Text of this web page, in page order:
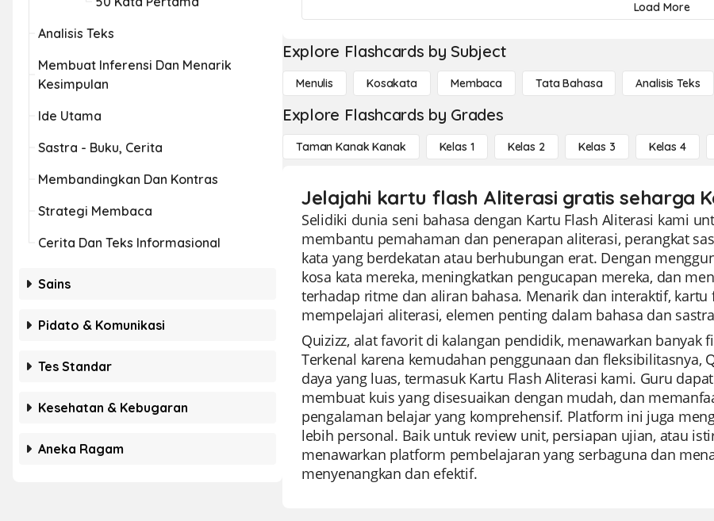
Analisis Teks
Membuat Inferensi Dan Menarik
Kesimpulan
Ide Utama
Sastra - Buku, Cerita
Membandingkan Dan Kontras
Strategi Membaca
Cerita Dan Teks Informasional
Sains
Pidato & Komunikasi
Tes Standar
Kesehatan & Kebugaran
Aneka Ragam
Load More
Explore Flashcards by Subject
Menulis Kosakata Membaca Tata Bahasa Analisis Teks
Explore Flashcards by Grades
Taman Kanak Kanak Kelas 1 Kelas 2 Kelas 3 Kelas 4
Jelajahi kartu flash Aliterasi gratis seharga
Selidiki dunia seni bahasa dengan Kartu Flash Aliterasi kami
membantu pemahaman dan penerapan aliterasi, perangkat
kata yang berdekatan atau berhubungan erat. Dengan
kosa kata mereka, meningkatkan pengucapan mereka, dan
terhadap ritme dan aliran bahasa. Menarik dan interaktif,
mempelajari aliterasi, elemen penting dalam bahasa dan
Quizizz, alat favorit di kalangan pendidik, menawarkan
Terkenal karena kemudahan penggunaan dan fleksibilitasnya,
daya yang luas, termasuk Kartu Flash Aliterasi kami. Guru
membuat kuis yang disesuaikan dengan mudah, dan
pengalaman belajar yang komprehensif. Platform ini juga
lebih personal. Baik untuk review unit, persiapan ujian, atau
menawarkan platform pembelajaran yang serbaguna dan
menyenangkan dan efektif.